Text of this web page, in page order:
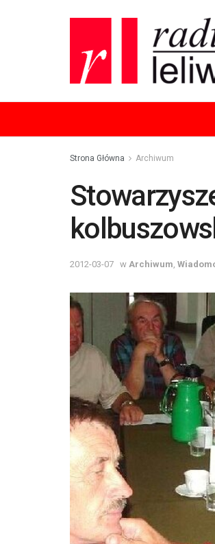
Strona Główna Archiwum
2012-03-07 w Archiwum